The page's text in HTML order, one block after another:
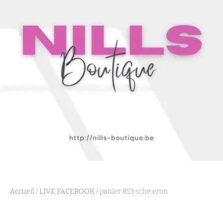
Accueil/ LIVE FACEBOOK/ panier 853 sche eron